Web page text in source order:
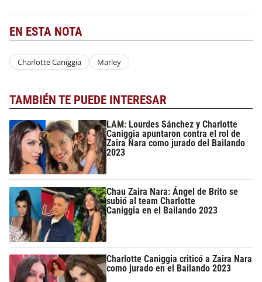
EN ESTA NOTA
Charlotte Caniggia Marley
TAMBIÉN TE PUEDE INTERESAR
LAM: Lourdes Sánchez y Charlotte
Caniggia apuntaron contra el rol de
Zaira Nara como jurado del Bailando
2023
Chau Zaira Nara: Ángel de Brito se
subió al team Charlotte
Caniggia en el Bailando 2023
Charlotte Caniggia criticó a Zaira Nara
como jurado en el Bailando 2023